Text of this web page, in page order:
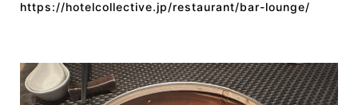
https://hotelcollective.jp/restaurant/bar-lounge/